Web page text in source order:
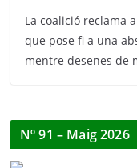
La coalició reclama
que pose fi a una
mentre desenes de
Nº 91 – Maig 2026